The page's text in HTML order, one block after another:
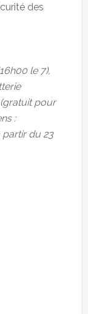
des
le 7),
pour
:
du 23